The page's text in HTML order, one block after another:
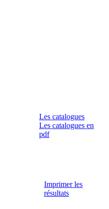
Les catalogues
Les catalogues en
pdf
Imprimer les
résultats